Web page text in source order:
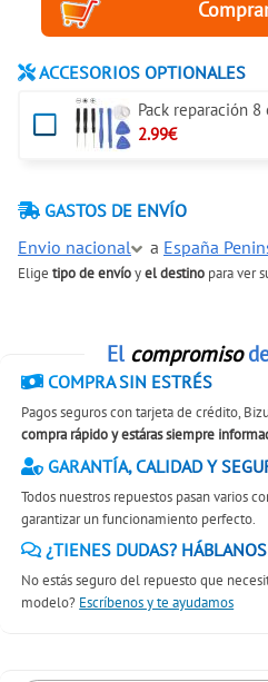
ACCESORIOS OPTIONALES
Pack reparación
2.99€
GASTOS DE ENVÍO
Envio nacional
a España
Elige tipo de envíoyel destino para ver
El compromiso
COMPRA SIN ESTRÉS
Pagos seguros con tarjeta de crédito,
compra rápido y estáras siempre
GARANTÍA, CALIDAD Y
Todos nuestros repuestos pasan varios
garantizar un funcionamiento perfecto.
¿TIENES DUDAS?
No estás seguro del repuesto que
modelo? Escríbenos y te ayudamos